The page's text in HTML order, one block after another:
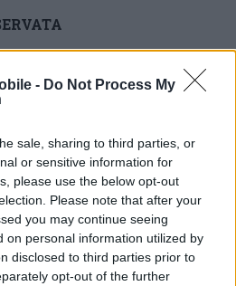
- Do Not Process My
sale, sharing to third parties, or
or sensitive information for
please use the below opt-out
Please note that after your
you may continue seeing
on personal information utilized by
disclosed to third parties prior to
opt-out of the further